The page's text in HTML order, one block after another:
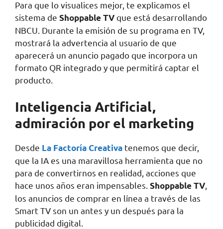
Para que lo visualices mejor, te explicamos el
sistema de Shoppable TVque está desarrollando
NBCU. Durante la emisión de su programa en TV,
mostrará la advertencia al usuario de que
aparecerá un anuncio pagado que incorpora un
formato QR integrado y que permitirá captar el
producto.
Inteligencia Artificial,
admiración por el marketing
Desde La Factoría Creativa tenemos que decir,
que la IA es una maravillosa herramienta que no
para de convertirnos en realidad, acciones que
hace unos años eran impensables. Shoppable TV,
los anuncios de comprar en línea a través de las
Smart TV son un antes y un después para la
publicidad digital.